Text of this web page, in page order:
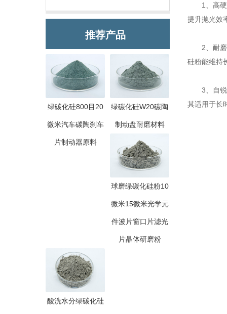
推荐产品
绿碳化硅800目20
微米汽车碳陶刹车
片制动器原料
绿碳化硅W20碳陶
制动盘耐磨材料
球磨绿碳化硅粉10
微米15微米光学元
件波片窗口片滤光
片晶体研磨粉
酸洗水分绿碳化硅
1、高硬
提升抛光效
2、耐磨性
硅粉能维持
3、自锐性
其适用于长